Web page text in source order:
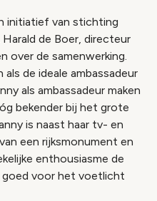
initiatief van stichting
de Boer, directeur
over de samenwerking.
de ideale ambassadeur
als ambassadeur maken
bekender bij het grote
is naast haar tv- en
een rijksmonument en
enthousiasme de
voor het voetlicht